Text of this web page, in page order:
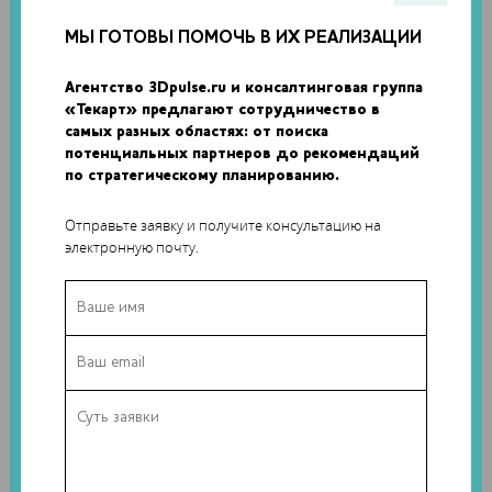
МЫ ГОТОВЫ ПОМОЧЬ В ИХ РЕАЛИЗАЦИИ
Агентство 3Dpulse.ru и консалтинговая группа
«Текарт» предлагают сотрудничество в
самых разных областях: от поиска
потенциальных партнеров до рекомендаций
по стратегическому планированию.
Отправьте заявку и получите консультацию на
электронную почту.
18 ноября в КВЦ «Сокольники» состоится IV ежегодная
выставка 3D Print Expo 2016....